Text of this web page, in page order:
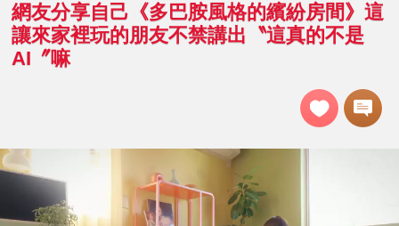
網友分享自己《多巴胺風格的繽紛房間》這
讓來家裡玩的朋友不禁講出〝這真的不是
AI〞嘛